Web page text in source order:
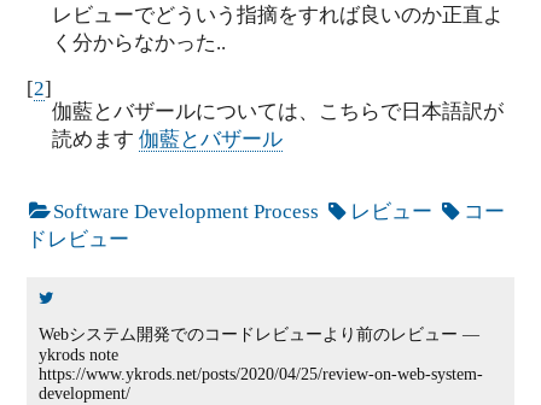
レビューでどういう指摘をすれば良いのか正直よ
く分からなかった..
[2]
伽藍とバザールについては、こちらで日本語訳が
読めます伽藍とバザール
Software Development Process レビュー
コー
ドレビュー
Webシステム開発でのコードレビューより前のレビュー —
ykrods note
https://www.ykrods.net/posts/2020/04/25/review-on-web-system-
development/